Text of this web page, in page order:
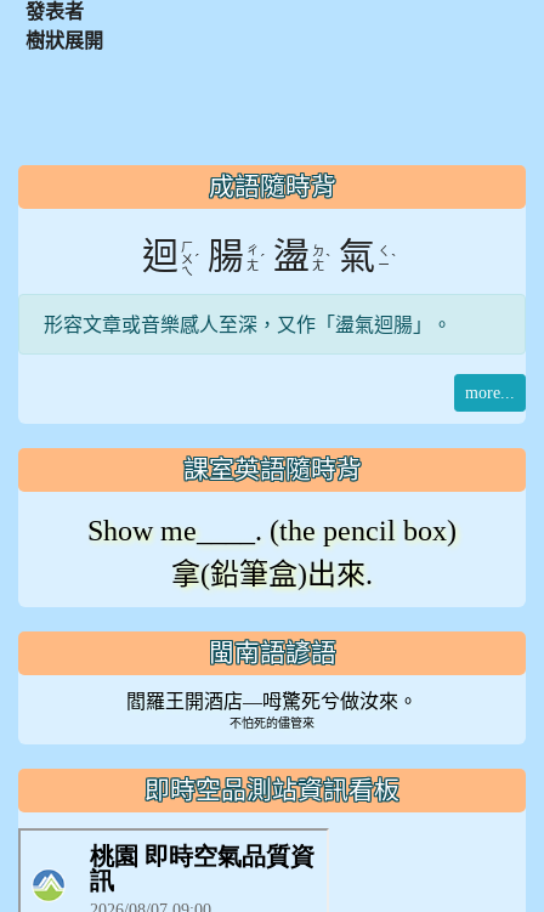
發表者
樹狀展開
::: 成語隨時背
迴 ㄏ
ㄨ
ㄟ
ˊ 腸 ㄔ
ㄤˊ 盪 ㄉ
ㄤˋ 氣 ㄑ
ㄧ ˋ
形容文章或音樂感人至深，又作「盪氣迴腸」。
more...
課室英語隨時背
Show me____. (the pencil box)
拿(鉛筆盒)出來.
閩南語諺語
閻羅王開酒店—呣驚死兮做汝來。
不怕死的儘管來
即時空品測站資訊看板